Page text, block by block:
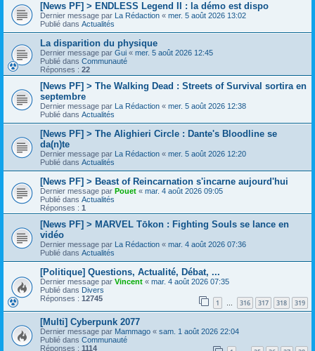
[News PF] > ENDLESS Legend II : la démo est dispo
Dernier message par La Rédaction « mer. 5 août 2026 13:02
Publié dans Actualités
La disparition du physique
Dernier message par Gui « mer. 5 août 2026 12:45
Publié dans Communauté
Réponses : 22
[News PF] > The Walking Dead : Streets of Survival sortira en
septembre
Dernier message par La Rédaction « mer. 5 août 2026 12:38
Publié dans Actualités
[News PF] > The Alighieri Circle : Dante's Bloodline se
da(n)te
Dernier message par La Rédaction « mer. 5 août 2026 12:20
Publié dans Actualités
[News PF] > Beast of Reincarnation s'incarne aujourd'hui
Dernier message par Pouet « mar. 4 août 2026 09:05
Publié dans Actualités
Réponses : 1
[News PF] > MARVEL Tōkon : Fighting Souls se lance en
vidéo
Dernier message par La Rédaction « mar. 4 août 2026 07:36
Publié dans Actualités
[Politique] Questions, Actualité, Débat, ...
Dernier message par Vincent « mar. 4 août 2026 07:35
Publié dans Divers
Réponses : 12745 1 … 316 317 318 319
[Multi] Cyberpunk 2077
Dernier message par Mammago « sam. 1 août 2026 22:04
Publié dans Communauté
Réponses : 1114